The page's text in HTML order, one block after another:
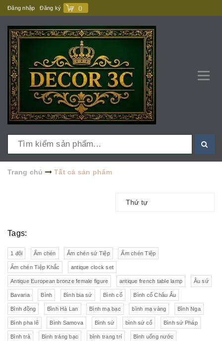
Đăng nhập Đăng ký ()
Trang chủ Tất cả sản phẩm
Thứ tự
Tags:
1 đôi Ấm chén Ấm chén sứ Tiệp Ấm chén Tiệp
Ấm chén Tiệp Khắc antique clock set
Antique European bronze female figure antique french table lamp Âu sứ
Bavaria Bình Bình bia sứ Bình cổ Bình cổ Châu Âu
Bình đồng Bình Hà Lan Bình mạ bạc bình mạ vàng Bình Nga
Bình pha lê Bình Samova Bình sứ bình sứ cổ Bình sứ Pháp
Bình trà Bình tráng bạc bình trang trí Bình uống nước